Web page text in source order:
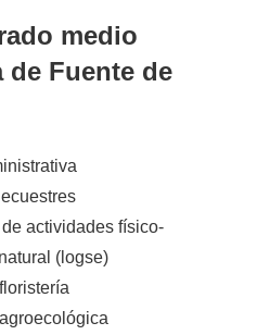
medio
Fuente de
actividades físico-
(logse)